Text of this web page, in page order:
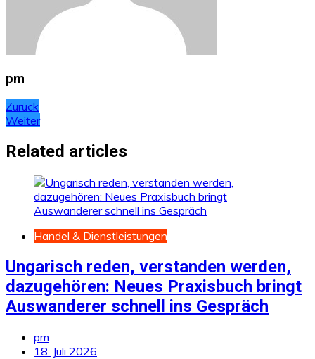
pm
Beitragsnavigation
Zurück
Weiter
Related articles
Handel & Dienstleistungen
Ungarisch reden, verstanden werden,
dazugehören: Neues Praxisbuch bringt
Auswanderer schnell ins Gespräch
pm
18. Juli 2026